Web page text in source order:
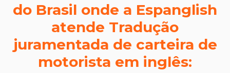
Degravação judicial de áudio
Degravação tradução
Documentos para tradução juramentada
Empresa de degravação de audiência
do Brasil onde a Espanglish
atende Tradução
juramentada de carteira de
motorista em inglês: